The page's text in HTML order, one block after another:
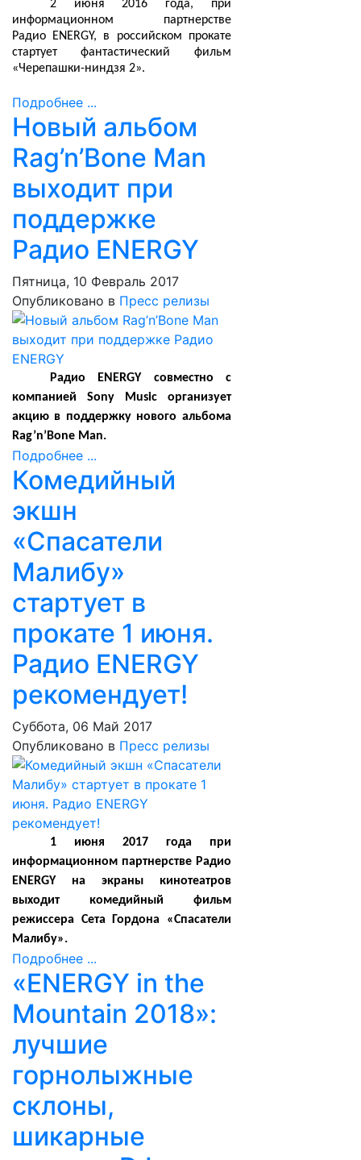
2 июня 2016 года, при
информационном партнерстве
Радио
ENERGY, в российском прокате
стартует фантастический фильм
«Черепашки-ниндзя 2».
Подробнее ...
Новый альбом
Rag’n’Bone Man
выходит при
поддержке
Радио ENERGY
Пятница, 10 Февраль 2017
Опубликовано в Пресс релизы
Радио ENERGY совместно с
компанией Sony Music организует
акцию в поддержку нового альбома
Rag’n’Bone Man.
Подробнее ...
Комедийный
экшн
«Спасатели
Малибу»
стартует в
прокате 1 июня.
Радио ENERGY
рекомендует!
Суббота, 06 Май 2017
Опубликовано в Пресс релизы
1 июня 2017 года при
информационном партнерстве Радио
ENERGY на экраны кинотеатров
выходит комедийный фильм
режиссера Сета Гордона «Спасатели
Малибу».
Подробнее ...
«ENERGY in the
Mountain 2018»:
лучшие
горнолыжные
склоны,
шикарные